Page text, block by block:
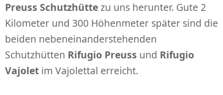
Preuss Schutzhüttezu uns herunter. Gute 2
Kilometer und 300 Höhenmeter später sind die
beiden nebeneinanderstehenden
Schutzhütten Rifugio Preuss und Rifugio
Vajolet im Vajolettal erreicht.